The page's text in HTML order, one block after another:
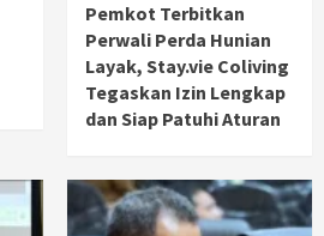
Pemkot Terbitkan
Perwali Perda Hunian
Layak, Stay.vie Coliving
Tegaskan Izin Lengkap
dan Siap Patuhi Aturan